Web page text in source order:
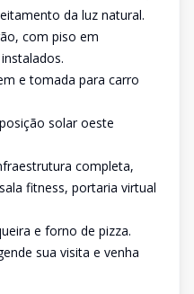
da luz natural.
com piso em
e tomada para carro
solar oeste
completa,
fitness, portaria virtual
e forno de pizza.
sua visita e venha